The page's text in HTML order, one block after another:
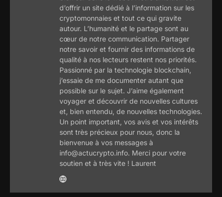
d’offrir un site dédié à l’information sur les
cryptomonnaies et tout ce qui gravite
autour. L’humanité et le partage sont au
cœur de notre communication. Partager
notre savoir et fournir des informations de
qualité à nos lecteurs restent nos priorités.
Passionné par la technologie blockchain,
j’essaie de me documenter autant que
possible sur le sujet. J’aime également
voyager et découvrir de nouvelles cultures
et, bien entendu, de nouvelles technologies.
Un point important, vos avis et vos intérêts
sont très précieux pour nous, donc la
bienvenue à vos messages à
info@actucrypto.info. Merci pour votre
soutien et à très vite ! Laurent